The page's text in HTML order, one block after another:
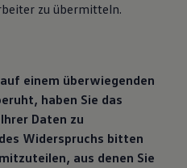
zu übermitteln.
einem überwiegenden
haben Sie das
Daten zu
Widerspruchs bitten
aus denen Sie